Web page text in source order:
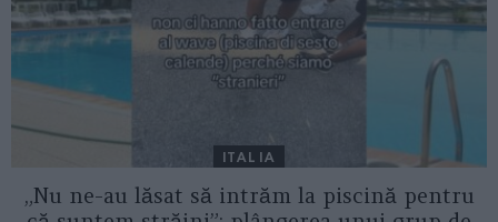
ITALIA
„Nu ne-au lăsat să intrăm la piscină pentru